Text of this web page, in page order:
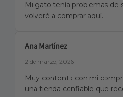
Mi gato tenía problemas de
volveré a comprar aquí.
Ana Martínez
2 de marzo, 2026
Muy contenta con mi
una tienda confiable que